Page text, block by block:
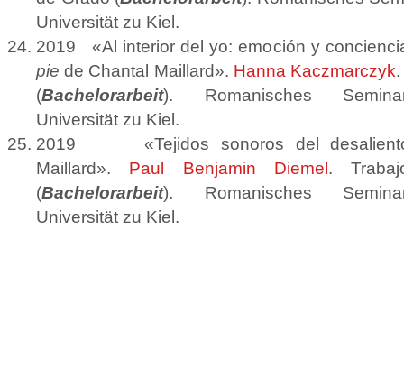
Universität zu Kiel.
2019 «Al interior del yo: emoción y
pie de Chantal Maillard». Hanna Kaczmarczyk
(Bachelorarbeit). Romanisches
Universität zu Kiel.
2019 «Tejidos sonoros del
Maillard». Paul Benjamin Diemel.
(Bachelorarbeit). Romanisches
Universität zu Kiel.